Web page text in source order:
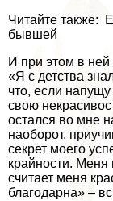
Читайте также:
бывшей
И при этом в
«Я с детства
что, если
свою
остался во мне
наоборот,
секрет моего
крайности. Меня
считает меня
благодарна» –